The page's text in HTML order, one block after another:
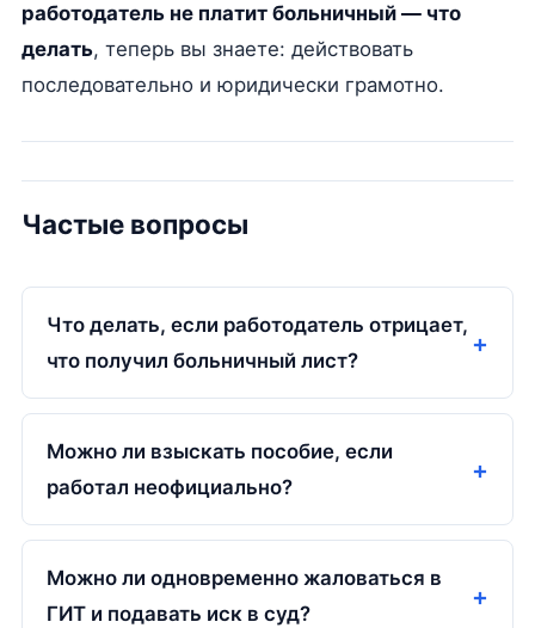
работодатель не платит больничный — что
делать, теперь вы знаете: действовать
последовательно и юридически грамотно.
Частые вопросы
Что делать, если работодатель отрицает,
что получил больничный лист?
Можно ли взыскать пособие, если
работал неофициально?
Можно ли одновременно жаловаться в
ГИТ и подавать иск в суд?